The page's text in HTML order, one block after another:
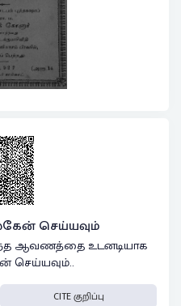
செய்யவும்
ஆவணத்தை உடனடியாக
CITE குறிப்பு